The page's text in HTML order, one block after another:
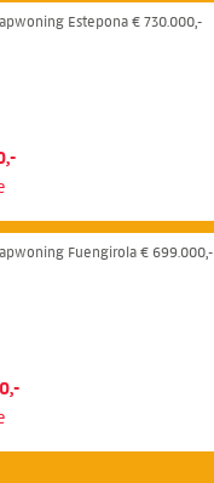
Estepona € 730.000,-
Fuengirola € 699.000,-